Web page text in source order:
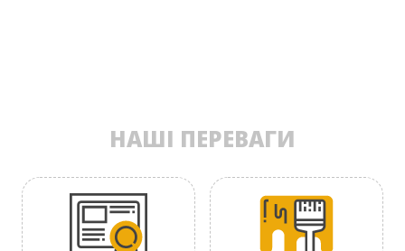
НАШІ ПЕРЕВАГИ